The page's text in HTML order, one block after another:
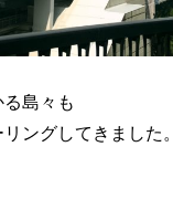
島々も
ングしてきました。